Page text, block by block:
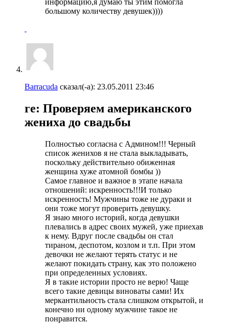
информацию,я думаю ты этим помогла
большому количеству девушек))))
Barracuda сказал(-а): 23.05.2011 23:46
re: Проверяем американского
жениха до свадьбы
Полностью согласна с Админом!!! Черный
список женихов я не стала выкладывать,
поскольку действительно обиженная
женщина хуже атомной бомбы ))
Самое главное и важное в этапе начала
отношений: искренность!!!И только
искренность! Мужчины тоже не дураки и
они тоже могут проверить девушку.
Я знаю много историй, когда девушки
плевались в адрес своих мужей, уже приехав
к нему. Вдруг после свадьбы он стал
тираном, деспотом, козлом и т.п. При этом
девочки не желают терять статус и не
желают покидать страну, как это положено
при определенных условиях.
Я в такие истории просто не верю! Чаще
всего такие девицы виноваты сами! Их
меркантильность стала слишком открытой, и
конечно ни одному мужчине такое не
понравится.